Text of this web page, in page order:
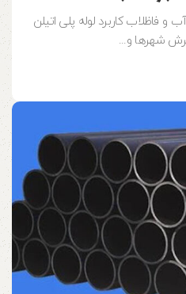
و فاظلاب کاربرد لوله پلی اتیلن
شهرها و...